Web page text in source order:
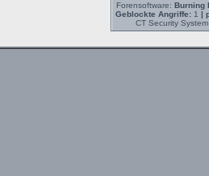
Forensoftware: Burning
Geblockte Angriffe:1 |
CT Security